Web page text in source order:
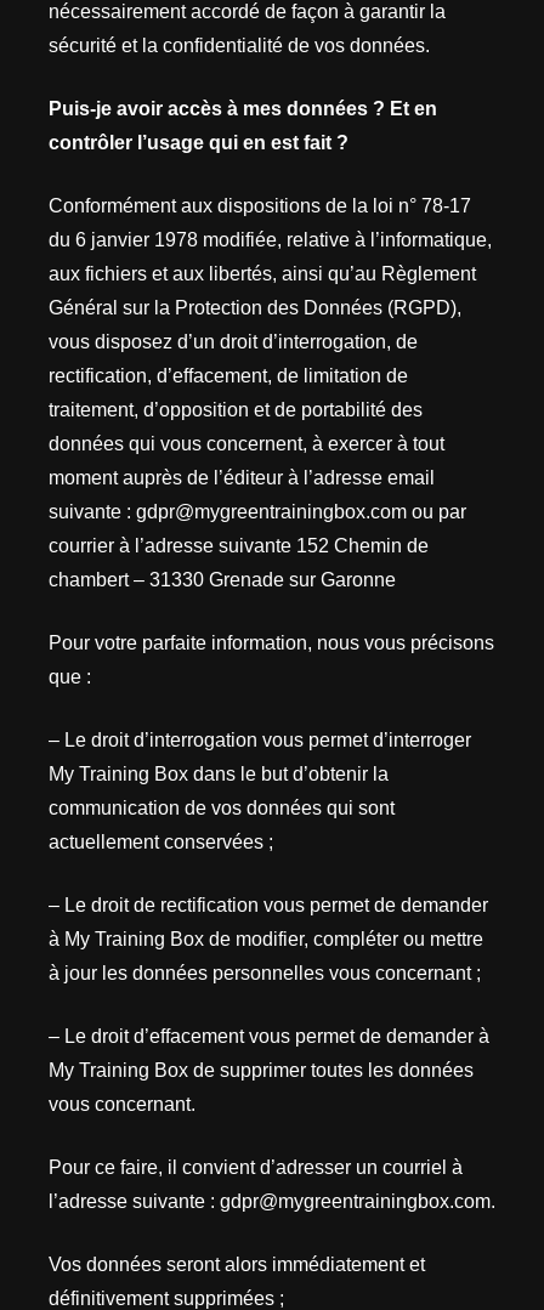
nécessairement accordé de façon à garantir la
sécurité et la confidentialité de vos données.
Puis-je avoir accès à mes données ? Et en
contrôler l’usage qui en est fait ?
Conformément aux dispositions de la loi n° 78-17
du 6 janvier 1978 modifiée, relative à l’informatique,
aux fichiers et aux libertés, ainsi qu’au Règlement
Général sur la Protection des Données (RGPD),
vous disposez d’un droit d’interrogation, de
rectification, d’effacement, de limitation de
traitement, d’opposition et de portabilité des
données qui vous concernent, à exercer à tout
moment auprès de l’éditeur à l’adresse email
suivante : gdpr@mygreentrainingbox.com ou par
courrier à l’adresse suivante 152 Chemin de
chambert – 31330 Grenade sur Garonne
Pour votre parfaite information, nous vous précisons
que :
– Le droit d’interrogation vous permet d’interroger
My Training Box dans le but d’obtenir la
communication de vos données qui sont
actuellement conservées ;
– Le droit de rectification vous permet de demander
à My Training Box de modifier, compléter ou mettre
à jour les données personnelles vous concernant ;
– Le droit d’effacement vous permet de demander à
My Training Box de supprimer toutes les données
vous concernant.
Pour ce faire, il convient d’adresser un courriel à
l’adresse suivante : gdpr@mygreentrainingbox.com.
Vos données seront alors immédiatement et
définitivement supprimées ;